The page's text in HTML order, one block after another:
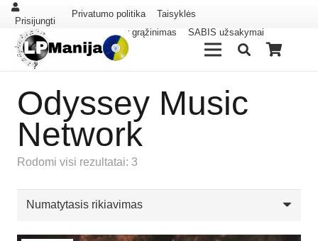
Prisijungti
Privatumo politika
Taisyklės
Pristatymas ir grąžinimas
SABIS užsakymai
Odyssey Music
Network
Rodomi visi rezultatai: 3